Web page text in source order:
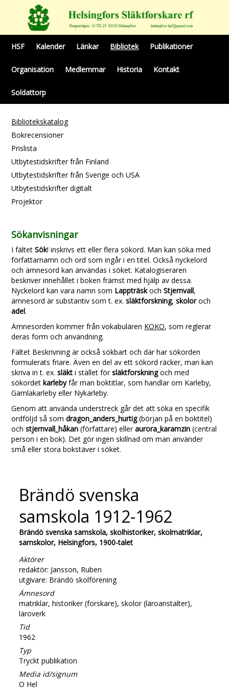
HSF Kalender Länkar Bibliotek Publikationer
Organisation Medlemmar Historia Kontakt
Soldattorp
Bibliotekskatalog
Bokrecensioner
Prislista
Utbytestidskrifter från Finland
Utbytestidskrifter från Sverige och USA
Utbytestidskrifter digitalt
Projektor
Sökanvisningar
I fältetSök! inskrivs ett eller flera sökord. Man kan söka med
författarnamn och ord som ingår i en titel. Också nyckelord
och ämnesord kan änvändas i söket. Katalogiseraren
beskriver innehållet i boken främst med hjälp av dessa.
Nyckelord kan vara namn som LappträskochStjernvall,
ämnesord är substantiv som t. ex.släktforskning,skoloroch
adel.
Ämnesorden kommer från vokabulären KOKO, som reglerar
deras form och användning.
Fältet Beskrivning är också sökbart och där har sökorden
formulerats friare. Även en del av ett sökord räcker, man kan
skriva in t. ex.släkti stället försläktforskningoch med
sökordetkarlebyfår man boktitlar, som handlar om Karleby,
Gamlakarleby eller Nykarleby.
Genom att använda understreck går det att söka en specifik
ordföljd så somdragon_anders_hurtig(början på en boktitel)
ochstjernvall_håkan (författare) elleraurora_karamzin (central
person i en bok). Det gör ingen skillnad om man använder
små eller stora bokstäver i söket.
Brändö svenska
samskola 1912-1962
Brändö svenska samskola, skolhistoriker, skolmatriklar,
samskolor, Helsingfors, 1900-talet
Aktörer
redaktör: Jansson, Ruben
utgivare: Brändö skolförening
Ämnesord
matriklar, historiker (forskare), skolor (läroanstalter),
läroverk
Tid
1962
Typ
Tryckt publikation
Media id/signum
O Hel